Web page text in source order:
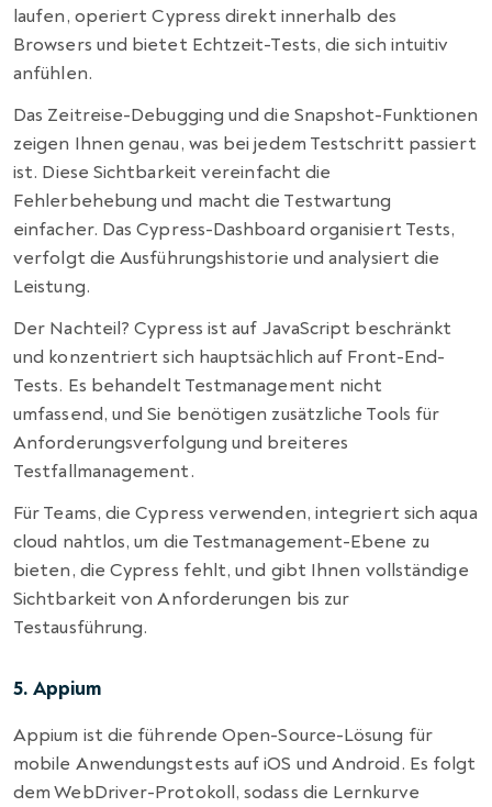
laufen, operiert Cypress direkt innerhalb des
Browsers und bietet Echtzeit-Tests, die sich intuitiv
anfühlen.
Das Zeitreise-Debugging und die Snapshot-Funktionen
zeigen Ihnen genau, was bei jedem Testschritt passiert
ist. Diese Sichtbarkeit vereinfacht die
Fehlerbehebung und macht die Testwartung
einfacher. Das Cypress-Dashboard organisiert Tests,
verfolgt die Ausführungshistorie und analysiert die
Leistung.
Der Nachteil? Cypress ist auf JavaScript beschränkt
und konzentriert sich hauptsächlich auf Front-End-
Tests. Es behandelt Testmanagement nicht
umfassend, und Sie benötigen zusätzliche Tools für
Anforderungsverfolgung und breiteres
Testfallmanagement.
Für Teams, die Cypress verwenden, integriert sich aqua
cloud nahtlos, um die Testmanagement-Ebene zu
bieten, die Cypress fehlt, und gibt Ihnen vollständige
Sichtbarkeit von Anforderungen bis zur
Testausführung.
5. Appium
Appium ist die führende Open-Source-Lösung für
mobile Anwendungstests auf iOS und Android. Es folgt
dem WebDriver-Protokoll, sodass die Lernkurve